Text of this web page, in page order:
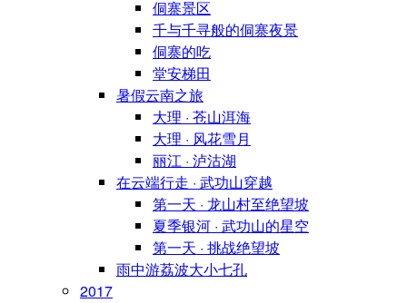
侗寨景区
千与千寻般的侗寨夜景
侗寨的吃
堂安梯田
暑假云南之旅
大理 · 苍山洱海
大理 · 风花雪月
丽江 · 泸沽湖
在云端行走 · 武功山穿越
第一天 · 龙山村至绝望坡
夏季银河 · 武功山的星空
第一天 · 挑战绝望坡
雨中游荔波大小七孔
2017